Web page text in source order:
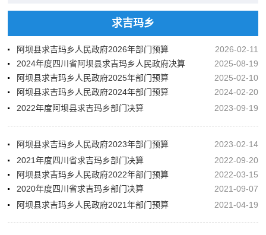
求吉玛乡
阿坝县求吉玛乡人民政府2026年部门预算
2026-02-11
2024年度四川省阿坝县求吉玛乡人民政府决算
2025-08-19
阿坝县求吉玛乡人民政府2025年部门预算
2025-02-10
阿坝县求吉玛乡人民政府2024年部门预算
2024-02-20
2022年度阿坝县求吉玛乡部门决算
2023-09-19
阿坝县求吉玛乡人民政府2023年部门预算
2023-02-14
2021年度四川省求吉玛乡部门决算
2022-09-20
阿坝县求吉玛乡人民政府2022年部门预算
2022-03-15
2020年度四川省求吉玛乡部门决算
2021-09-07
阿坝县求吉玛乡人民政府2021年部门预算
2021-04-19